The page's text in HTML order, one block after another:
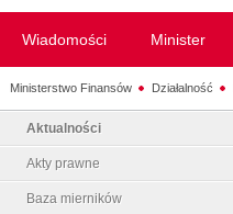
Wiadomości Minister
Ministerstwo Finansów Działalność
Aktualności
Akty prawne
Baza mierników